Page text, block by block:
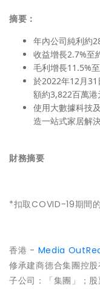
摘要：
年內公司純利約
收益增長2.7%至
毛利增長11.5%
於2022年12月
額約3,822百萬港
使用大數據科技
造一站式家居解
財務摘要
*扣取COVID-19期間
香港 - Media
修承建商德合集團控
子公司：「集團」；